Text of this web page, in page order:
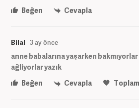
Beğen
Cevapla
Bilal 3 ay önce
anne babalarına yaşarken
ağliyorlar yazık
Beğen
Cevapla Toplam